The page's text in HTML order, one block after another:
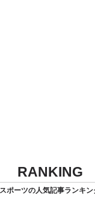
RANKING
スポーツの人気記事ランキン